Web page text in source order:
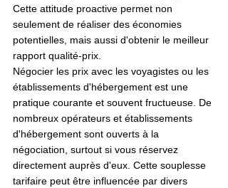
Cette attitude proactive permet non
seulement de réaliser des économies
potentielles, mais aussi d'obtenir le meilleur
rapport qualité-prix.
Négocier les prix avec les voyagistes ou les
établissements d'hébergement est une
pratique courante et souvent fructueuse. De
nombreux opérateurs et établissements
d'hébergement sont ouverts à la
négociation, surtout si vous réservez
directement auprès d'eux. Cette souplesse
tarifaire peut être influencée par divers